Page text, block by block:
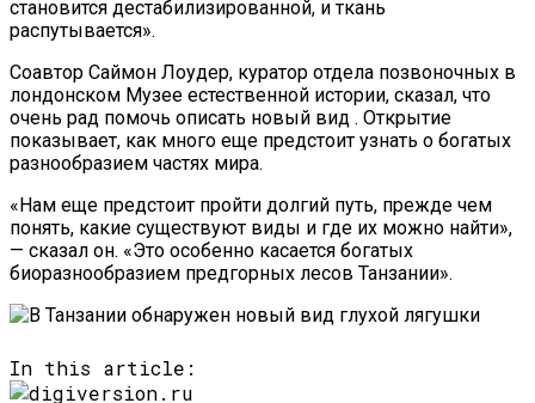
становится дестабилизированной, и ткань
распутывается».
Соавтор Саймон Лоудер, куратор отдела позвоночных в
лондонском Музее естественной истории, сказал, что
очень рад помочь описать новый вид . Открытие
показывает, как много еще предстоит узнать о богатых
разнообразием частях мира.
«Нам еще предстоит пройти долгий путь, прежде чем
понять, какие существуют виды и где их можно найти»,
— сказал он. «Это особенно касается богатых
биоразнообразием предгорных лесов Танзании».
In this article: